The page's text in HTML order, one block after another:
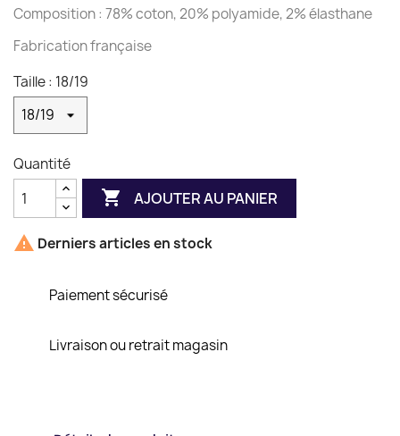
Composition : 78% coton, 20% polyamide, 2% élasthane
Fabrication française
Taille : 18/19
Quantité
 AJOUTER AU PANIER
 Derniers articles en stock
Paiement sécurisé
Livraison ou retrait magasin